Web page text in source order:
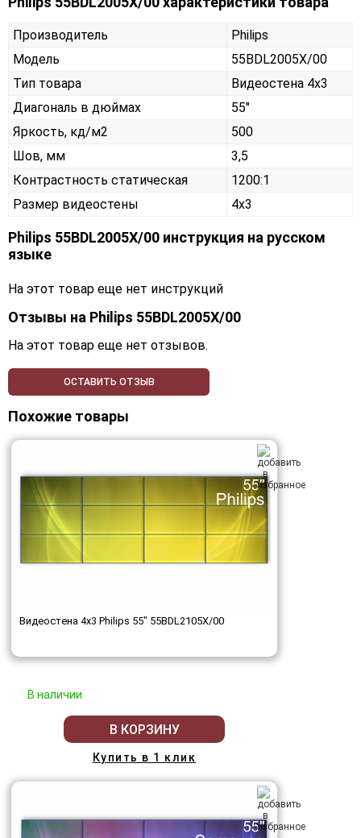
Производитель
Philips
Модель
55BDL2005X/00
Тип товара
Видеостена 4х3
Диагональ в дюймах
55"
Яркость, кд/м2
500
Шов, мм
3,5
Контрастность статическая
1200:1
Размер видеостены
4x3
Philips 55BDL2005X/00 инструкция на русском
языке
На этот товар еще нет инструкций
Отзывы на Philips 55BDL2005X/00
На этот товар еще нет отзывов.
ОСТАВИТЬ ОТЗЫВ
Похожие товары
Видеостена 4x3 Philips 55" 55BDL2105X/00
В наличии
В КОРЗИНУ
Купить в 1 клик